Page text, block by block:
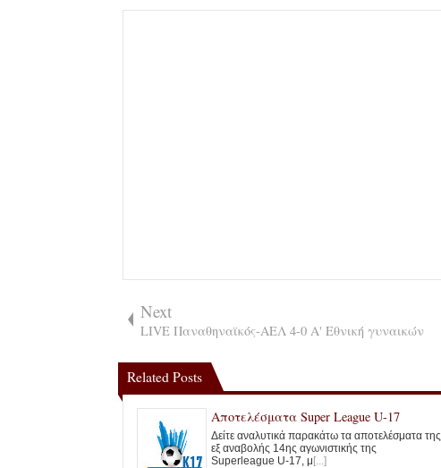
Next
LIVE Παναθηναϊκός-ΑΕΛ 4-0 Α' Εθνική γυναικών
Related Posts
Αποτελέσματα Super League U-17
Δείτε αναλυτικά παρακάτω τα αποτελέσματα της
εξ αναβολής 14ης αγωνιστικής της
Superleague U-17, μ[...]